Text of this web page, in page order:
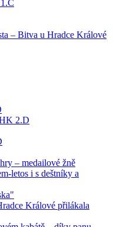
– Bitva u Hradce Králové
2.D
– medailové žně
letos i s deštníky a
Králové přilákala